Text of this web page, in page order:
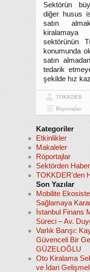
Sektörün
diğer husus
satın
sektörünün
konumunda
satın
tedarik
şekilde hız
TOKKDER
Röportajlar
Kategoriler
Etkinlikler
Makaleler
Röportajlar
Sektörden
TOKKDER'den
Son Yazılar
Mobilite
Sağlamaya
İstanbul Finans
Süreci – Av.
Varlık Barışı:
Güvenceli Bir
GÜZELOĞLU
Oto Kiralama
ve İdari